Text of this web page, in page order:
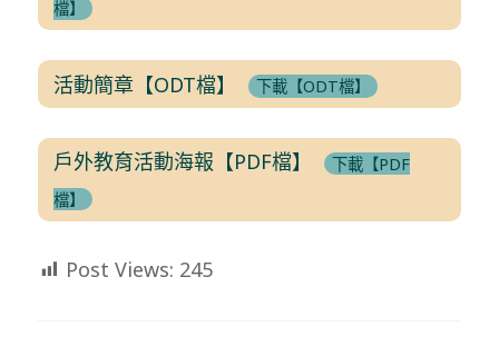
檔】
活動簡章【ODT檔】 下載【ODT檔】
戶外教育活動海報【PDF檔】
下載【PDF
檔】
Post Views: 245